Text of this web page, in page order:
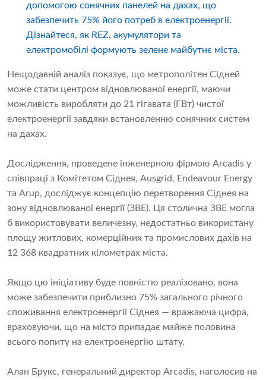
допомогою сонячних панелей на дахах, що
забезпечить 75% його потреб в електроенергії.
Дізнайтеся, як REZ, акумулятори та
електромобілі формують зелене майбутнє міста.
Нещодавній аналіз показує, що метрополітен Сідней
може стати центром відновлюваної енергії, маючи
можливість виробляти до 21 гігавата (ГВт) чистої
електроенергії завдяки встановленню сонячних систем
на дахах.
Дослідження, проведене інженерною фірмою Arcadis у
співпраці з Комітетом Сіднея, Ausgrid, Endeavour Energy
та Arup, досліджує концепцію перетворення Сіднея на
зону відновлюваної енергії (ЗВЕ). Ця столична ЗВЕ могла
б використовувати величезну, недостатньо використану
площу житлових, комерційних та промислових дахів на
12 368 квадратних кілометрах міста.
Якщо цю ініціативу буде повністю реалізовано, вона
може забезпечити приблизно 75% загального річного
споживання електроенергії Сіднея — вражаюча цифра,
враховуючи, що на місто припадає майже половина
всього попиту на електроенергію штату.
Алан Брукс, генеральний директор Arcadis, наголосив на